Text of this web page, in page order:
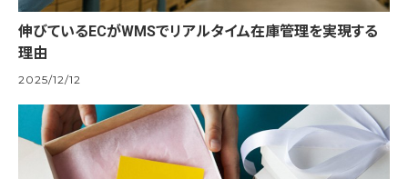
伸びているECがWMSでリアルタイム在庫管理を実現する
理由
2025/12/12